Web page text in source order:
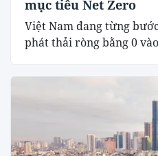
mục tiêu Net Zero
Việt Nam đang từng
phát thải ròng bằng 0